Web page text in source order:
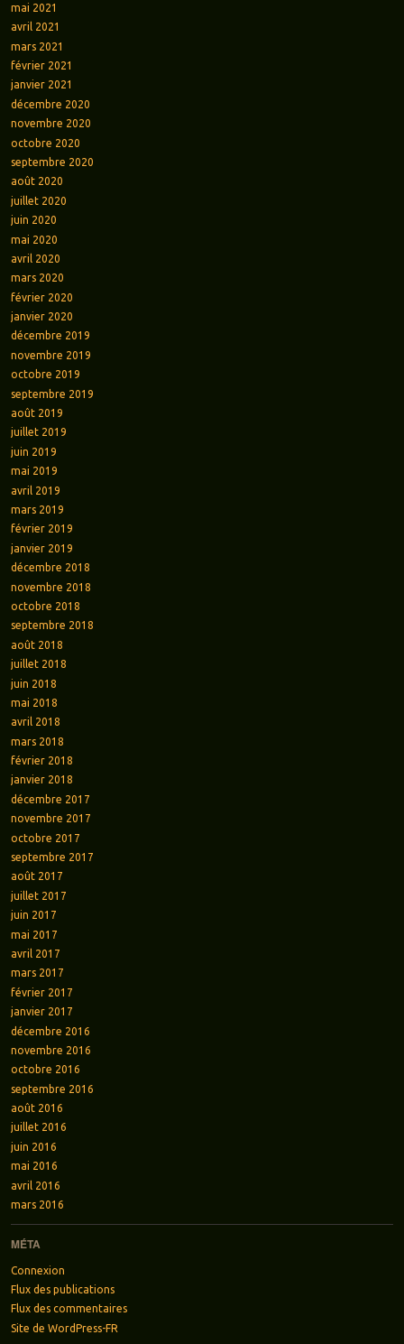
mai 2021
avril 2021
mars 2021
février 2021
janvier 2021
décembre 2020
novembre 2020
octobre 2020
septembre 2020
août 2020
juillet 2020
juin 2020
mai 2020
avril 2020
mars 2020
février 2020
janvier 2020
décembre 2019
novembre 2019
octobre 2019
septembre 2019
août 2019
juillet 2019
juin 2019
mai 2019
avril 2019
mars 2019
février 2019
janvier 2019
décembre 2018
novembre 2018
octobre 2018
septembre 2018
août 2018
juillet 2018
juin 2018
mai 2018
avril 2018
mars 2018
février 2018
janvier 2018
décembre 2017
novembre 2017
octobre 2017
septembre 2017
août 2017
juillet 2017
juin 2017
mai 2017
avril 2017
mars 2017
février 2017
janvier 2017
décembre 2016
novembre 2016
octobre 2016
septembre 2016
août 2016
juillet 2016
juin 2016
mai 2016
avril 2016
mars 2016
MÉTA
Connexion
Flux des publications
Flux des commentaires
Site de WordPress-FR